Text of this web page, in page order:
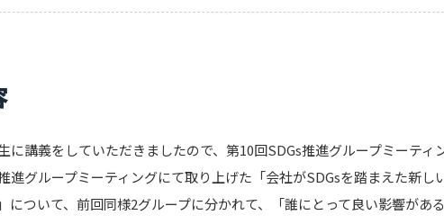
に講義をしていただきましたので、第10回SDGs推進グループミーティ
進グループミーティングにて取り上げた「会社がSDGsを踏まえた新し
ついて、前回同様2グループに分かれて、「誰にとって良い影響がある